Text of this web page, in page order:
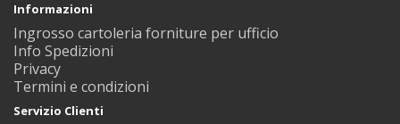
Informazioni
Ingrosso cartoleria forniture per ufficio
Info Spedizioni
Privacy
Termini e condizioni
Servizio Clienti